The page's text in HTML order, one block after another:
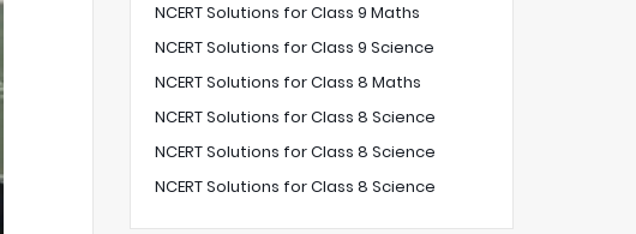
NCERT Solutions for Class 9 Maths
NCERT Solutions for Class 9 Science
NCERT Solutions for Class 8 Maths
NCERT Solutions for Class 8 Science
NCERT Solutions for Class 8 Science
NCERT Solutions for Class 8 Science